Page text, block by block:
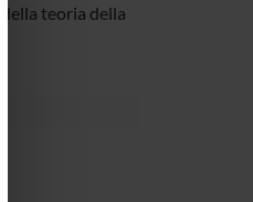
teoria della